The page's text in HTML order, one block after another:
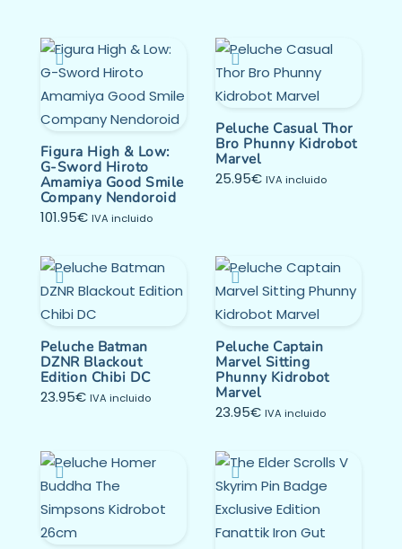
Figura High & Low:
G-Sword Hiroto
Amamiya Good Smile
Company Nendoroid
101.95€ IVA incluido
Peluche Casual Thor
Bro Phunny Kidrobot
Marvel
25.95€ IVA incluido
Peluche Batman
DZNR Blackout
Edition Chibi DC
23.95€ IVA incluido
Peluche Captain
Marvel Sitting
Phunny Kidrobot
Marvel
23.95€ IVA incluido